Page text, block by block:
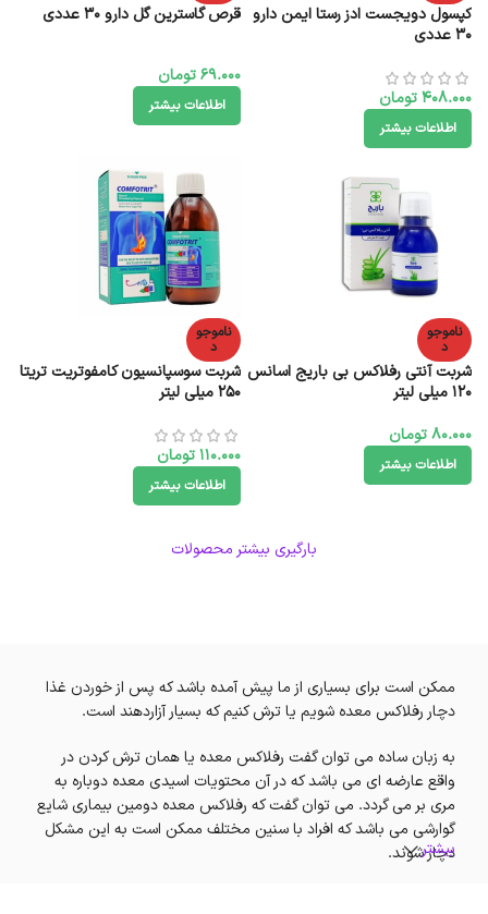
کپسول دویجست ادز رستا ایمن دارو
30 عددی
408.000تومان
اطلاعات بیشتر
قرص گاسترین گل دارو 30 عددی
69.000تومان
اطلاعات بیشتر
ناموجو
د
شربت آنتی رفلاکس بی باریج اسانس
120 میلی لیتر
80.000تومان
اطلاعات بیشتر
ناموجو
د
شربت سوسپانسیون کامفوتریت تریتا
250 میلی لیتر
110.000تومان
اطلاعات بیشتر
بارگیری بیشتر محصولات
ممکن است برای بسیاری از ما پیش آمده باشد که پس از خوردن غذا
دچار رفلاکس معده شویم یا ترش کنیم که بسیار آزاردهند است.
به زبان ساده می توان گفت رفلاکس معده یا همان ترش کردن در
واقع عارضه ای می باشد که در آن محتویات اسیدی معده دوباره به
مری بر می گردد. می توان گفت که رفلاکس معده دومین بیماری شایع
گوارشی می باشد که افراد با سنین مختلف ممکن است به این مشکل
دچار شوند.
بیشتر